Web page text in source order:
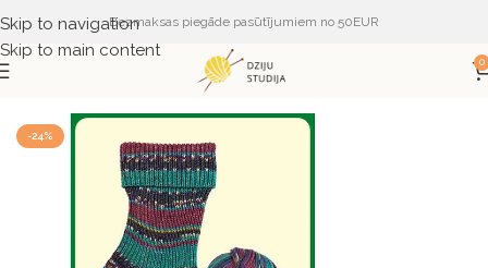
Skip to navigation
Skip to main content
Bezmaksas piegāde pasūtījumiem no 50EUR
0
DZIJA PĒC RAŽOTĀJA
-24%